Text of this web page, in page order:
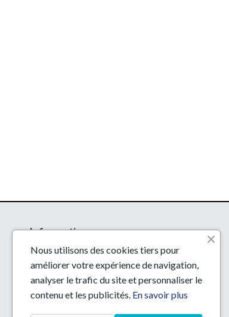
Informations
Livraison
Mentions légales
Conditions d'utilisation
Nous utilisons des cookies tiers pour
améliorer votre expérience de navigation,
analyser le trafic du site et personnaliser le
contenu et les publicités. En savoir plus